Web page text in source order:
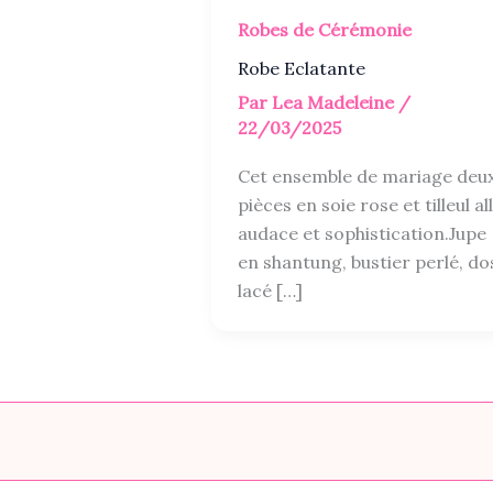
Robes de Cérémonie
Robe Eclatante
Par Lea Madeleine /
22/03/2025
Cet ensemble de mariage
pièces en soie rose et tilleul
audace et sophistication.Jupe
en shantung, bustier perlé,
lacé […]